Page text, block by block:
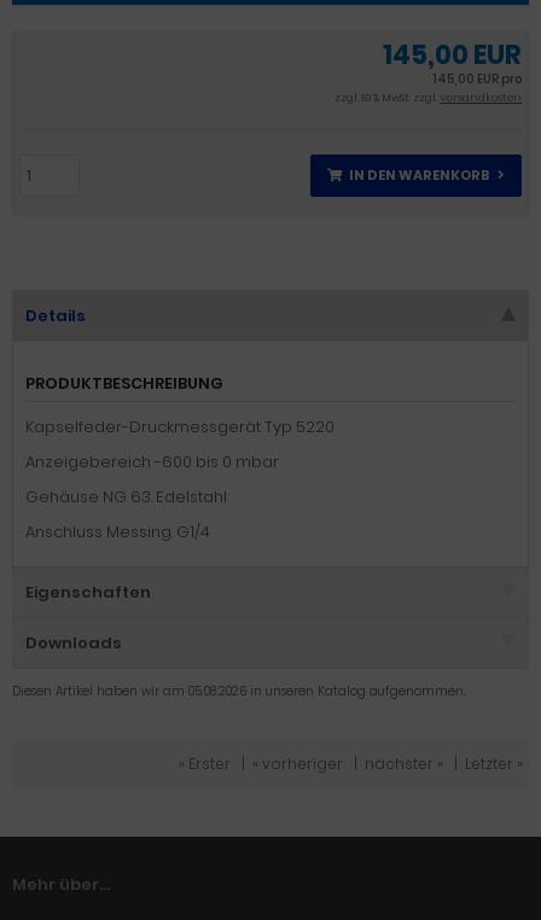
145,00 EUR
145,00 EUR pro
zzgl. 19 % MwSt. zzgl.Versandkosten
IN DEN WARENKORB
Details
PRODUKTBESCHREIBUNG
Kapselfeder-Druckmessgerät Typ 5220
Anzeigebereich -600 bis 0 mbar
Gehäuse NG 63. Edelstahl
Anschluss Messing. G1/4
Eigenschaften
Downloads
Diesen Artikel haben wir am 05.08.2026 in unseren Katalog aufgenommen.
« Erster « vorheriger nächster » Letzter »
Mehr über...